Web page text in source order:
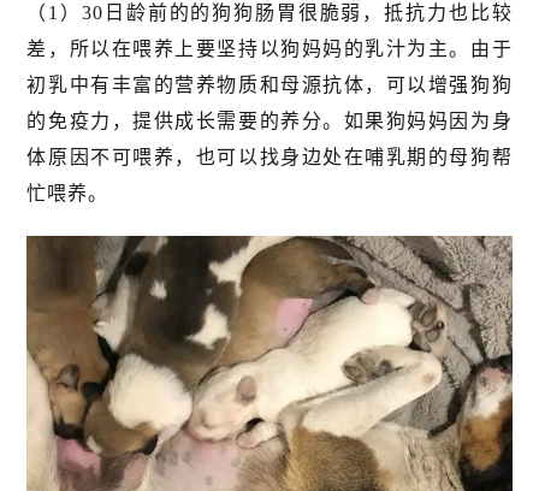
（1）30日龄前的的狗狗肠胃很脆弱，抵抗力也比较
差，所以在喂养上要坚持以狗妈妈的乳汁为主。由于
初乳中有丰富的营养物质和母源抗体，可以增强狗狗
的免疫力，提供成长需要的养分。如果狗妈妈因为身
体原因不可喂养，也可以找身边处在哺乳期的母狗帮
忙喂养。